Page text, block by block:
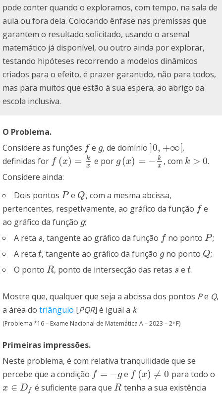
pode conter quando o exploramos, com tempo, na sala de
aula ou fora dela. Colocando ênfase nas premissas que
garantem o resultado solicitado, usando o arsenal
matemático já disponível, ou outro ainda por explorar,
testando hipóteses recorrendo a modelos dinâmicos
criados para o efeito, é prazer garantido, não para todos,
mas para muitos que estão à sua espera, ao abrigo da
escola inclusiva.
O Problema.
Considere as funções f
f e g
g, de domínio ]0, +∞[
0,+∞[
,
definidas for f (x) =
k
x
f( x)=k x e por g (x) = − k
x
g(x)= −kx , com k > 0
k>0
.
Considere ainda:
Dois pontos P
P e Q
Q , com a mesma abcissa,
pertencentes, respetivamente, ao gráfico da função f
f e
ao gráfico da função g
g;
A reta s
s, tangente ao gráfico da função f
f no pontoP
P ;
A reta t
t, tangente ao gráfico da função g
gno ponto Q
Q;
O ponto R
R , ponto de intersecção das retas s
s et
t.
Mostre que, qualquer que seja a abcissa dos pontos Pe Q,
a área do triângulo [PQR] é igual a k.
(Problema *16 – Exame Nacional de Matemática A – 2023 – 2ª F)
Primeiras impressões.
Neste problema, é com relativa tranquilidade que se
percebe que a condição f = −g
f= −g e f (x) ≠ 0
f( x)≠0 para todo o
x ∈ Df
x∈D f é suficiente para queR
R tenha a sua existência